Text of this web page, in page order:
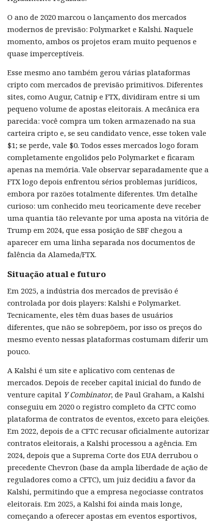
O ano de 2020 marcou o lançamento dos mercados
modernos de previsão: Polymarket e Kalshi. Naquele
momento, ambos os projetos eram muito pequenos e
quase imperceptíveis.
Esse mesmo ano também gerou várias plataformas
cripto com mercados de previsão primitivos. Diferentes
sites, como Augur, Catnip e FTX, dividiram entre si um
pequeno volume de apostas eleitorais. A mecânica era
parecida: você compra um token armazenado na sua
carteira cripto e, se seu candidato vence, esse token vale
$1; se perde, vale $0. Todos esses mercados logo foram
completamente engolidos pelo Polymarket e ficaram
apenas na memória. Vale observar separadamente que a
FTX logo depois enfrentou sérios problemas jurídicos,
embora por razões totalmente diferentes. Um detalhe
curioso: um conhecido meu teoricamente deve receber
uma quantia tão relevante por uma aposta na vitória de
Trump em 2024, que essa posição de SBF chegou a
aparecer em uma linha separada nos documentos de
falência da Alameda/FTX.
Situação atual e futuro
Em 2025, a indústria dos mercados de previsão é
controlada por dois players: Kalshi e Polymarket.
Tecnicamente, eles têm duas bases de usuários
diferentes, que não se sobrepõem, por isso os preços do
mesmo evento nessas plataformas costumam diferir um
pouco.
A Kalshi é um site e aplicativo com centenas de
mercados. Depois de receber capital inicial do fundo de
venture capital Y Combinator, de Paul Graham, a Kalshi
conseguiu em 2020 o registro completo da CFTC como
plataforma de contratos de eventos, exceto para eleições.
Em 2022, depois de a CFTC recusar oficialmente autorizar
contratos eleitorais, a Kalshi processou a agência. Em
2024, depois que a Suprema Corte dos EUA derrubou o
precedente Chevron (base da ampla liberdade de ação de
reguladores como a CFTC), um juiz decidiu a favor da
Kalshi, permitindo que a empresa negociasse contratos
eleitorais. Em 2025, a Kalshi foi ainda mais longe,
começando a oferecer apostas em eventos esportivos,